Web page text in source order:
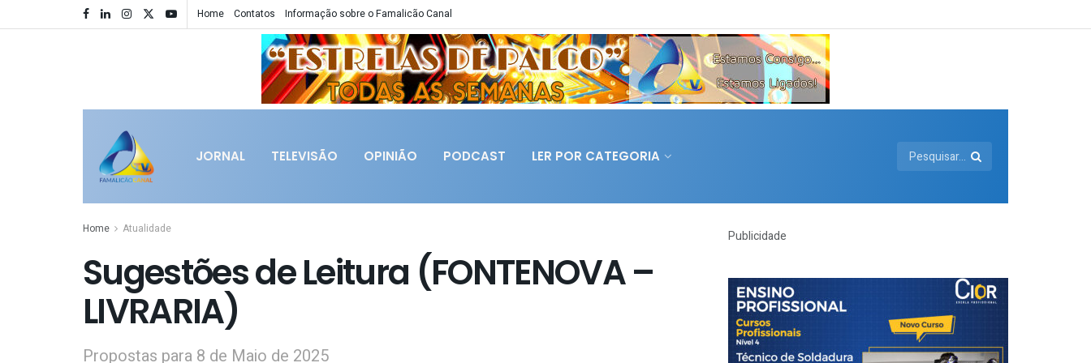
Home Contatos Informação sobre o Famalicão Canal
JORNAL TELEVISÃO OPINIÃO PODCAST LER POR CATEGORIA
Home Atualidade
Sugestões de Leitura (FONTENOVA –
LIVRARIA)
Propostas para 8 de Maio de 2025
Publicidade